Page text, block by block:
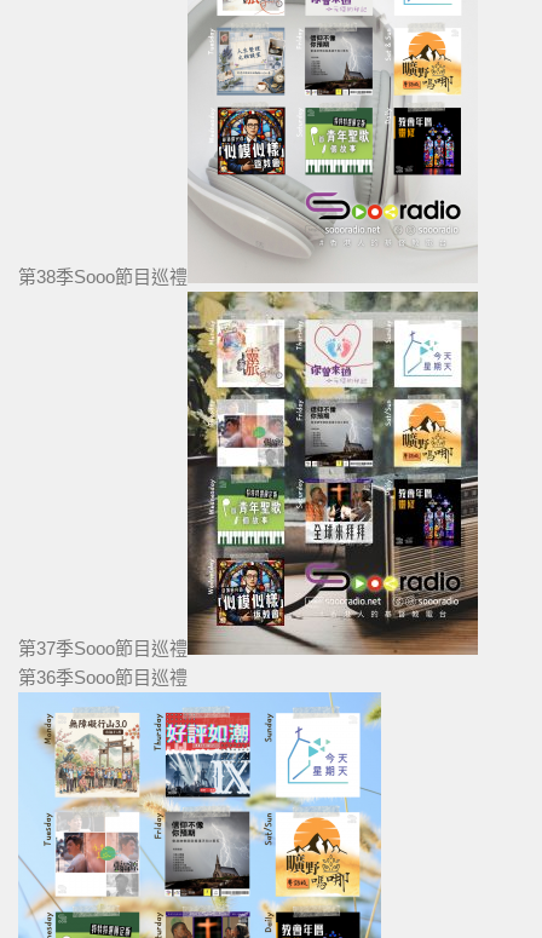
第38季Sooo節目巡禮
第37季Sooo節目巡禮
第36季Sooo節目巡禮